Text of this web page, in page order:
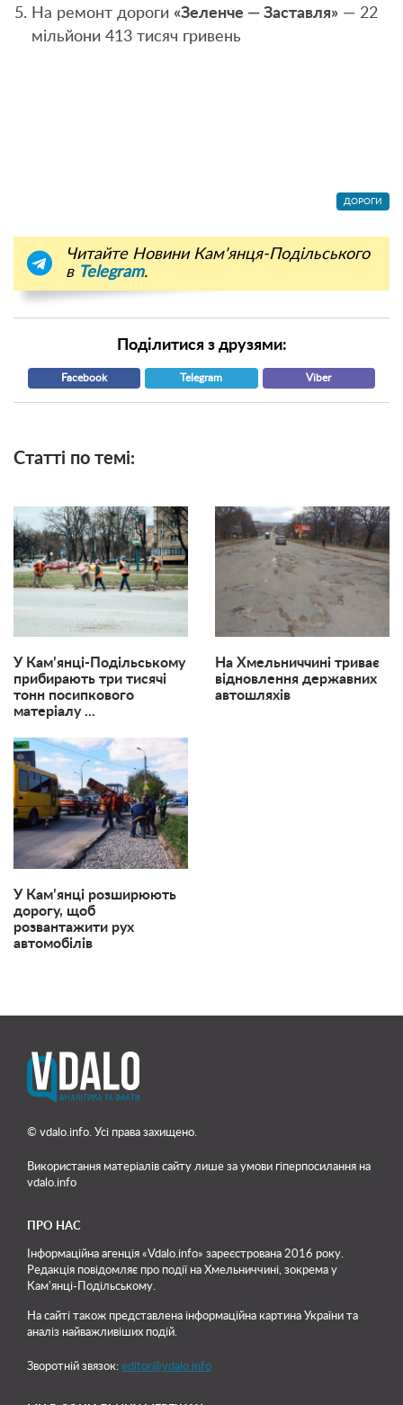
На ремонт дороги «Зеленче — Заставля» — 22
мільйони 413 тисяч гривень
ДОРОГИ
Читайте Новини Кам'янця-Подільського
в Telegram.
Поділитися з друзями:
Facebook Telegram Viber
Статті по темі:
У Кам’янці-Подільському
прибирають три тисячі
тонн посипкового
матеріалу ...
На Хмельниччині триває
відновлення державних
автошляхів
У Кам’янці розширюють
дорогу, щоб
розвантажити рух
автомобілів
© vdalo.info. Усі права захищено.
Використання матеріалів сайту лише за умови гіперпосилання на
vdalo.info
ПРО НАС
Інформаційна агенція «Vdalo.info» зареєстрована 2016 року.
Редакція повідомляє про події на Хмельниччині, зокрема у
Кам'янці-Подільському.
На сайті також представлена інформаційна картина України та
аналіз найважливіших подій.
Зворотній звязок: editor@vdalo.info